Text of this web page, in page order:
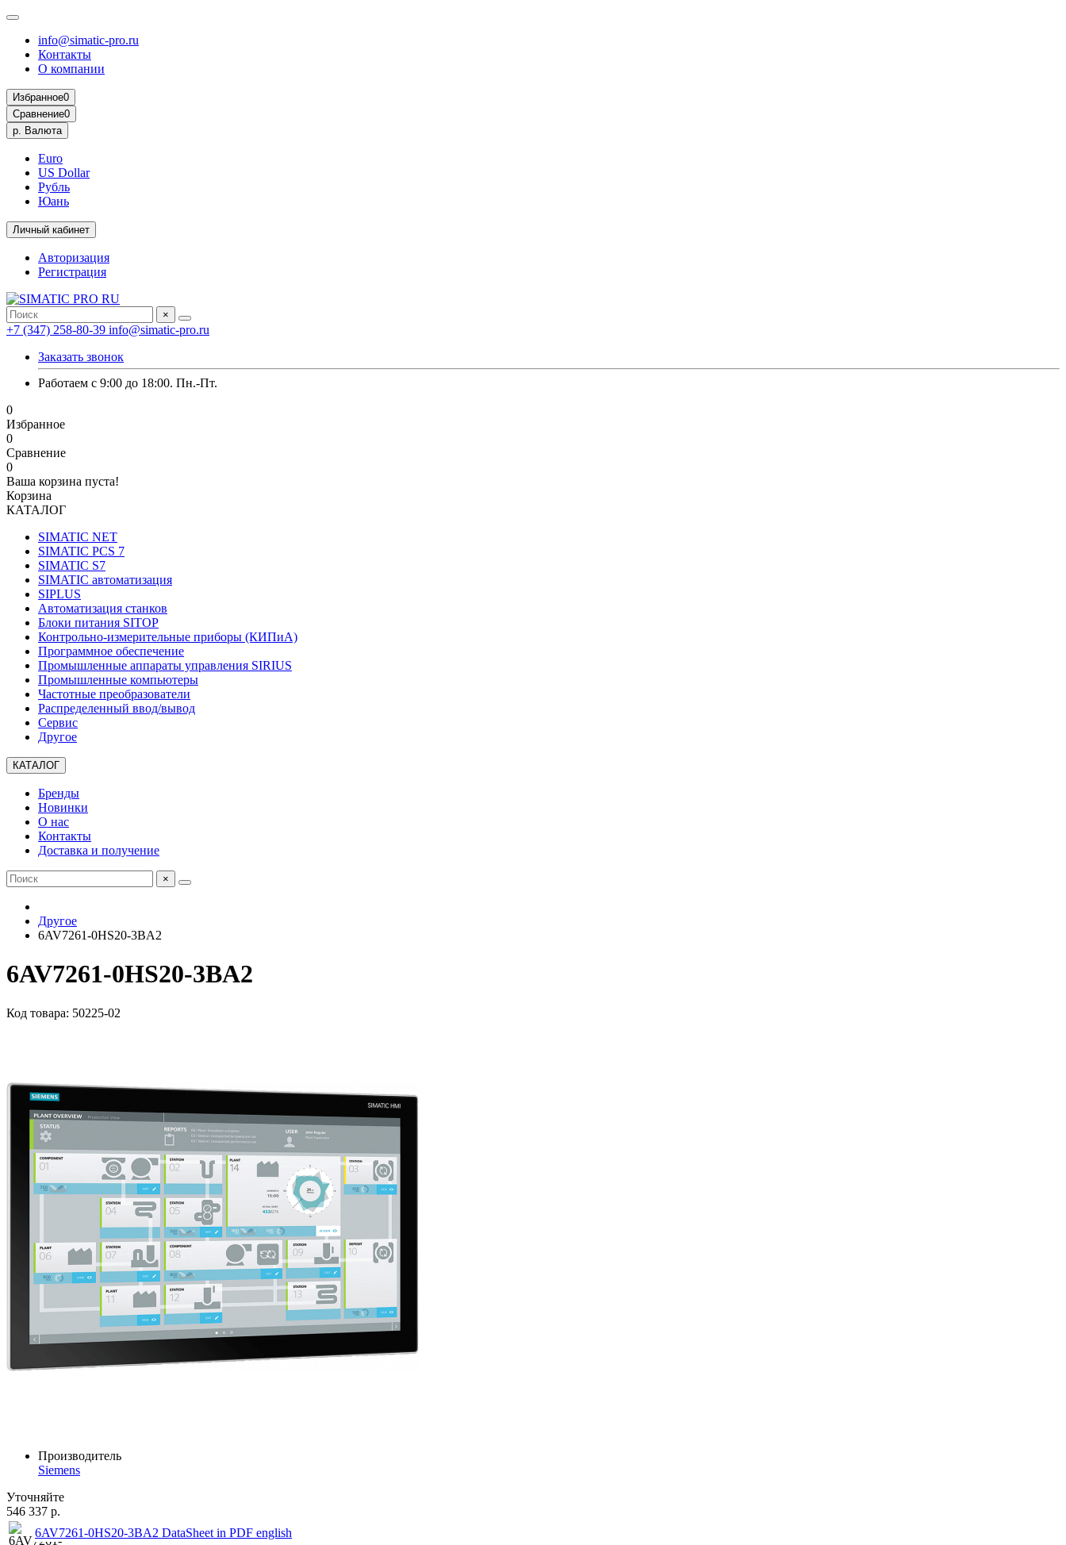
info@simatic-pro.ru
Контакты
О компании
Избранное0
Сравнение0
р. Валюта
Euro
US Dollar
Рубль
Юань
Личный кабинет
Авторизация
Регистрация
×
+7 (347) 258-80-39 info@simatic-pro.ru
Заказать звонок
Работаем с 9:00 до 18:00. Пн.-Пт.
0
Избранное
0
Сравнение
0
Ваша корзина пуста!
Корзина
КАТАЛОГ
SIMATIC NET
SIMATIC PCS 7
SIMATIC S7
SIMATIC автоматизация
SIPLUS
Автоматизация станков
Блоки питания SITOP
Контрольно-измерительные приборы (КИПиА)
Программное обеспечение
Промышленные аппараты управления SIRIUS
Промышленные компьютеры
Частотные преобразователи
Распределенный ввод/вывод
Сервис
Другое
КАТАЛОГ
Бренды
Новинки
О нас
Контакты
Доставка и получение
×
Другое
6AV7261-0HS20-3BA2
6AV7261-0HS20-3BA2
Код товара: 50225-02
Производитель
Siemens
Уточняйте
546 337 р.
6AV7261-0HS20-3BA2 DataSheet in PDF english